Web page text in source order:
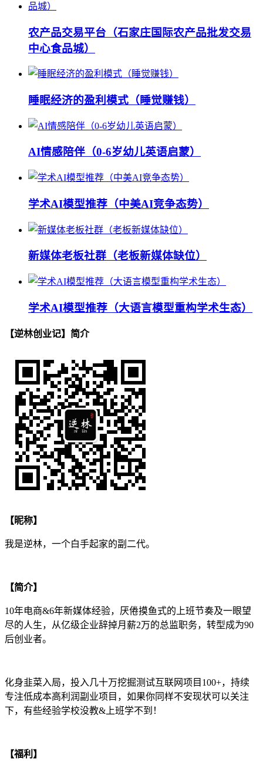
农产品交易平台（石家庄国际农产品批发交易
中心食品城）
睡眠经济的盈利模式（睡觉赚钱）
AI情感陪伴（0-6岁幼儿英语启蒙）
学术AI模型推荐（中美AI竞争态势）
新媒体老板社群（老板新媒体缺位）
学术AI模型推荐（大语言模型重构学术生态）
【逆林创业记】简介
【昵称】
我是逆林，一个白手起家的副二代。
【简介】
10年电商&6年新媒体经验，厌倦摸鱼式的上班节奏及一眼望
尽的人生，从亿级企业辞掉月薪2万的总监职务，转型成为90
后创业者。
化身韭菜入局，投入几十万挖掘测试互联网项目100+，持续
专注低成本高利润副业项目，如果你同样不安现状可以关注
下，有些经验学校没教&上班学不到！
【福利】